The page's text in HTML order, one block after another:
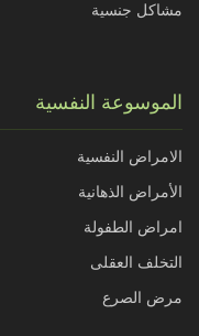
مشاكل جنسية
الموسوعة النفسية
الامراض النفسية
الأمراض الذهانية
امراض الطفولة
التخلف العقلى
مرض الصرع